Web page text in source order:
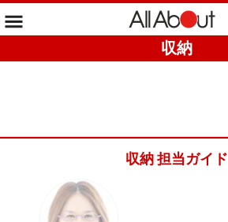
収納
収納 担当ガイド